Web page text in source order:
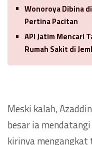
Wonoroya Dibina
Pertina Pacitan
API Jatim Mencari
Rumah Sakit di
Meski kalah,
besar ia
kirinya mengangkat